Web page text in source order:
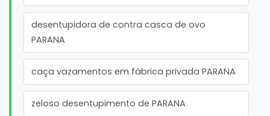
desentupidora de contra casca de ovo
PARANA
caça vazamentos em fábrica privada PARANA
zeloso desentupimento de PARANA